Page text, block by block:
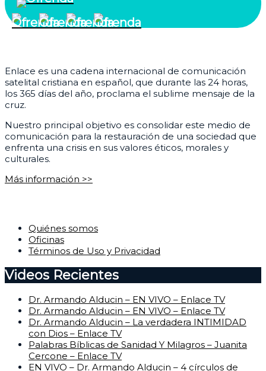
Enlace es una cadena internacional de comunicación
satelital cristiana en español, que durante las 24 horas,
los 365 días del año, proclama el sublime mensaje de la
cruz.
Nuestro principal objetivo es consolidar este medio de
comunicación para la restauración de una sociedad que
enfrenta una crisis en sus valores éticos, morales y
culturales.
Más información >>
Quiénes somos
Oficinas
Términos de Uso y Privacidad
Videos Recientes
Dr. Armando Alducin – EN VIVO – Enlace TV
Dr. Armando Alducin – EN VIVO – Enlace TV
Dr. Armando Alducin – La verdadera INTIMIDAD
con Dios – Enlace TV
Palabras Bíblicas de Sanidad Y Milagros – Juanita
Cercone – Enlace TV
EN VIVO – Dr. Armando Alducin – 4 círculos de